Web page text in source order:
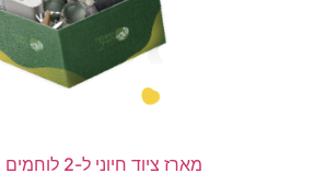
מארז ציוד חיוני ל-2 לוחמים